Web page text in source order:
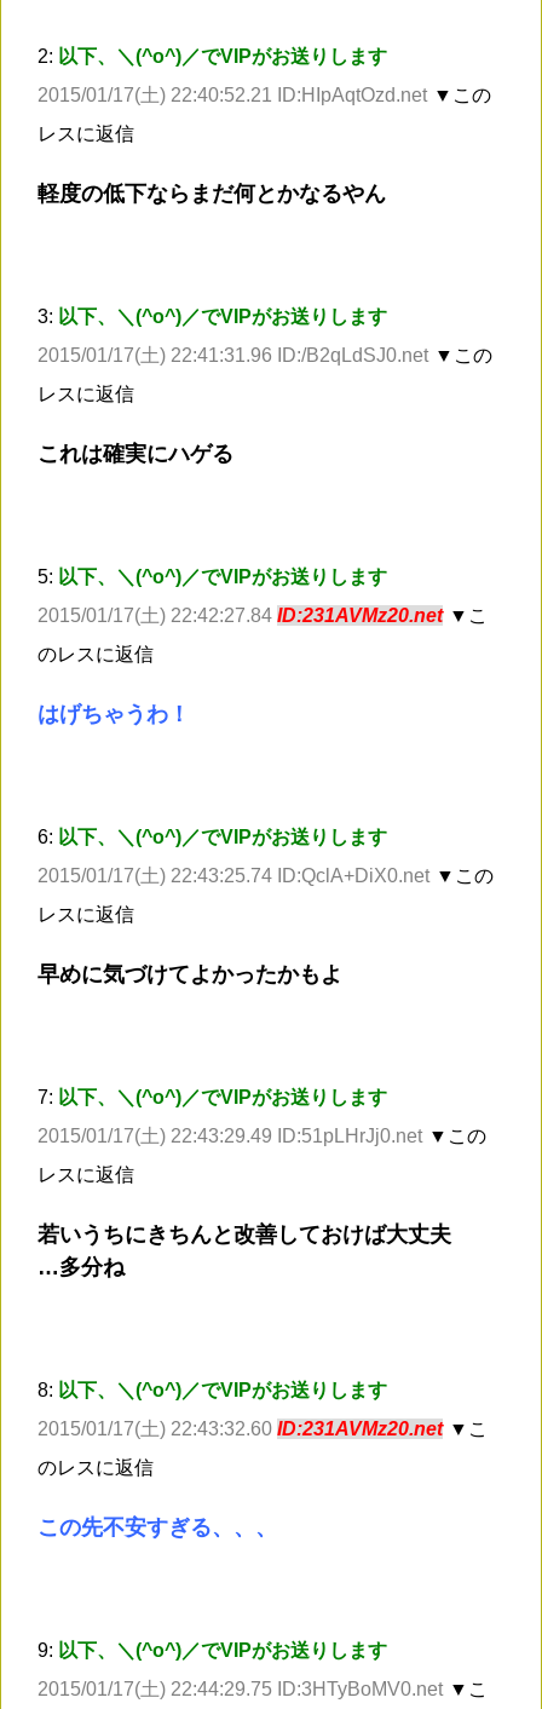
2: 以下、＼(^o^)／でVIPがお送りします
2015/01/17(土) 22:40:52.21 ID:HIpAqtOzd.net ▼この
レスに返信
軽度の低下ならまだ何とかなるやん
3: 以下、＼(^o^)／でVIPがお送りします
2015/01/17(土) 22:41:31.96 ID:/B2qLdSJ0.net ▼この
レスに返信
これは確実にハゲる
5: 以下、＼(^o^)／でVIPがお送りします
2015/01/17(土) 22:42:27.84 ID:231AVMz20.net ▼こ
のレスに返信
はげちゃうわ！
6: 以下、＼(^o^)／でVIPがお送りします
2015/01/17(土) 22:43:25.74 ID:QclA+DiX0.net ▼この
レスに返信
早めに気づけてよかったかもよ
7: 以下、＼(^o^)／でVIPがお送りします
2015/01/17(土) 22:43:29.49 ID:51pLHrJj0.net ▼この
レスに返信
若いうちにきちんと改善しておけば大丈夫
…多分ね
8: 以下、＼(^o^)／でVIPがお送りします
2015/01/17(土) 22:43:32.60 ID:231AVMz20.net ▼こ
のレスに返信
この先不安すぎる、、、
9: 以下、＼(^o^)／でVIPがお送りします
2015/01/17(土) 22:44:29.75 ID:3HTyBoMV0.net ▼こ